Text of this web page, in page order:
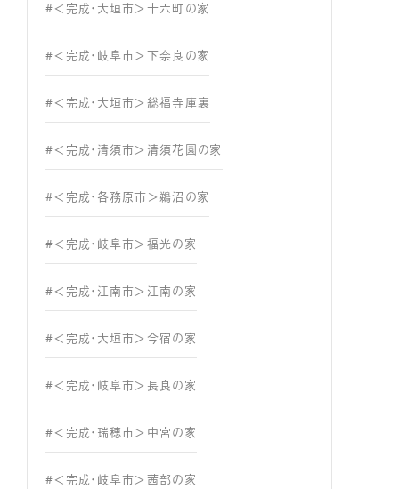
#＜完成・大垣市＞十六町の家
#＜完成・岐阜市＞下奈良の家
#＜完成・大垣市＞総福寺庫裏
#＜完成・清須市＞清須花園の家
#＜完成・各務原市＞鵜沼の家
#＜完成・岐阜市＞福光の家
#＜完成・江南市＞江南の家
#＜完成・大垣市＞今宿の家
#＜完成・岐阜市＞長良の家
#＜完成・瑞穂市＞中宮の家
#＜完成・岐阜市＞茜部の家